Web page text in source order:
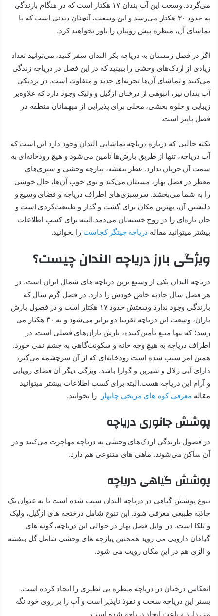
می‌گردد. وسعت این آب بندان ۱۷ هکتار است که در هنگام بارندگی
به حدود ۳۰ هکتار می‌رسد و این وسعت، آنچنان دیدنی است که با
تماشای آن، منظره پیش رویتان را باور نخواهید کرد.
اگر در فصل زمستان به دریاچه بکر الندان سفر کنید، می‌توانید تعداد
زیادی از اردک‌های وحشی را ببینید که در این فصل در دریاچه زندگی
می‌کنند و تماشای آن‌ها تجربه‌ای جدید و متفاوت است. در نزدیکی
آب‌ بندان نیز، انبوهی از درختان ازگیل و ولیک وجود دارد که علاوه‌بر
زیبایی و جلوه بخشی، محلی برای پذیرایی از میهمانان منطقه در
فصل پاییز است.
نکته جالبی که درباره دریاچه تماشایی الندان وجود دارد این است که
آب دریاچه، تنها از طریق بارش‌ها تامین می‌شود و هیچ رودخانه‌ای به
سمت آن جریان ندارد. عطر بنفشه، پیازچه وحشی و سبزی‌های
معطر در فصل بهار، مستتان می‌کند و بوی خوب آن‌ها، حال خوشی
را به شما می‌بخشد. سرسبزی‌های اطراف دریاچه و فضای وسیع و
دلنشین آن، بهترین مکان برای گشت و گذار و طبیعت‌گردی است و
جان تازه‌ای را در روح خسته‌تان می‌دمد.البته برای کسب اطلاعات
بیشتر میتوانید مقاله دریاچه چیتگر کجاست را بخوانید.
ویژگی بارز دریاچه الندان چیست؟
دریاچه الندان یکی از وسیع ترین دریاچه های شمال ایران است. در
هر فصل سال جاذبه خاص خودش را دارد. در فصل‌ گرم سال که
بارندگی وجود ندارد وسعتش حدود ۱۷ هکتار است و در فصول بارش
باران، وسعت این دریاچه تقریبا دو برابر می‌شود و به ۳۰ هکتار می
رسد؛ که تنها منبع تأمین‌کننده، بارش باران‌های فصلی است. در
اطراف دریاچه به هیچ وجه خانه و سکونت‌گاهی به چشم نمی خورد.
همین امر سبب شده است رودخانه‌ای که از آن سرچشمه می‌گیرد
دارای آبی زلال و شیرین و گوارا باشد. ویژگی دیگر آن فضای رویایی
و آرام این دریاچه هست.البته برای کسب اطلاعات بیشتر میتوانید
مقاله معرفی کوه های مریخی چابهار را بخوانید.
پوشش جانوری دریاچه
در فصول بارندگی اردک‌های وحشی به دریاچه مهاجرت می‌کنند و در
آن ساکن می‌شوند. ماهی های متنوعی هم دارد.
پوشش گیاهی دریاچه
تنوع پوشش گیاهی در دریاچه الندان سبب شده است تا به عنوان یک
جاذبه طبیعی معرفی شود. این تنوع شامل درختچه های ازگیل، ولیک
و تلکا است. در اوایل فصل بهار در حوالی این دریاچه، گونه های
گیاهان دارویی می روید همچنین پیازچه های وحشی شامل گل بنفشه
و الزی هم در این مکان رویت می شود.
انعکاس درختان در دریاچه منطره بی نظیری را ایجاد کرده است.
بستر این دریاچه سخت و نفوذ ناپذیر است و آب را بر روی خود نگه
می دارد و باعث ایجاد دریاچه شده است.